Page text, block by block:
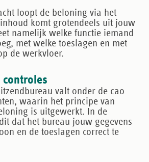
loopt de beloning via het
komt grotendeels uit jouw
namelijk welke functie iemand
met welke toeslagen en met
de werkvloer.
controles
valt onder de cao
, waarin het principe van
is uitgewerkt. In de
dat het bureau jouw gegevens
en de toeslagen correct te